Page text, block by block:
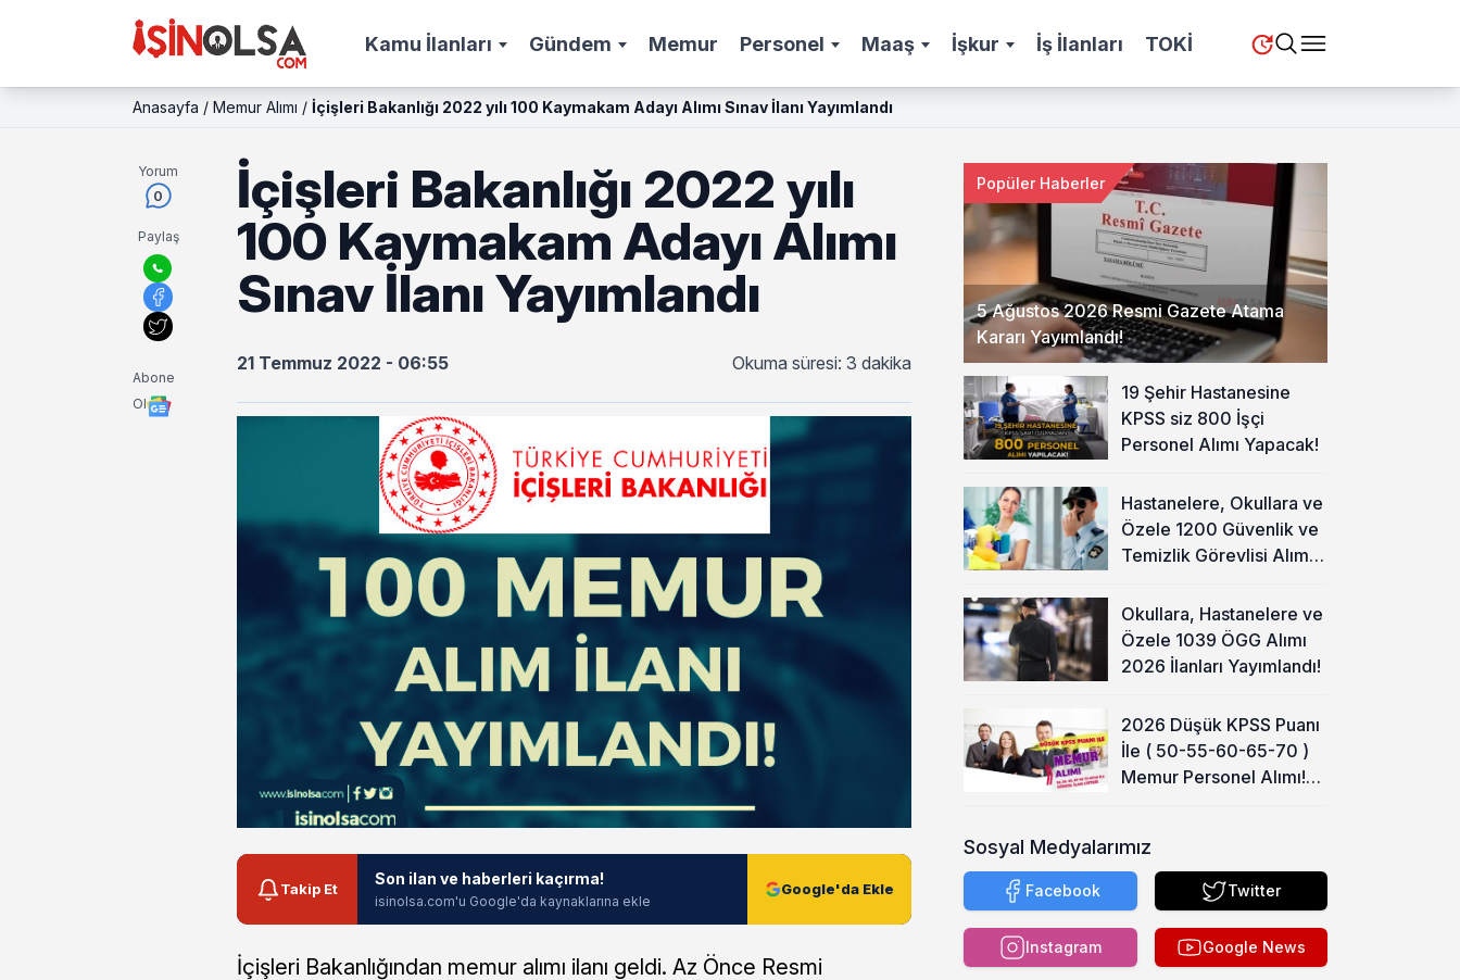
Kamu İlanları Gündem Memur Personel Maaş İşkur İş İlanları TOKİ
Anasayfa / Memur Alımı / İçişleri Bakanlığı 2022 yılı 100 Kaymakam Adayı Alımı Sınav İlanı Yayımlandı
Yorum
0
Paylaş
Abone
Ol
İçişleri Bakanlığı 2022 yılı
100 Kaymakam Adayı Alımı
Sınav İlanı Yayımlandı
21 Temmuz 2022 - 06:55 Okuma süresi: 3 dakika
Takip Et
Son ilan ve haberleri kaçırma!
isinolsa.com'u Google'da kaynaklarına ekle
Google'da Ekle
İçişleri Bakanlığından memur alımı ilanı geldi. Az Önce Resmi
5 Ağustos 2026 Resmi Gazete Atama
Kararı Yayımlandı!
Popüler Haberler
19 Şehir Hastanesine
KPSS siz 800 İşçi
Personel Alımı Yapacak!
Hastanelere, Okullara ve
Özele 1200 Güvenlik ve
Temizlik Görevlisi Alımı
Okullara, Hastanelere ve
Özele 1039 ÖGG Alımı
2026 İlanları Yayımlandı!
2026 Düşük KPSS Puanı
İle ( 50-55-60-65-70 )
Memur Personel Alımı!
Sosyal Medyalarımız
Facebook Twitter
Instagram Google News